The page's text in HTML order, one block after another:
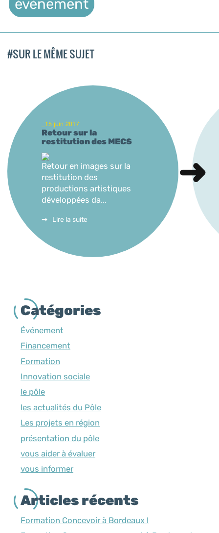
évènement
#SUR LE MÊME SUJET
_15 juin 2017
Retour sur la
restitution des MECS
Retour en images sur la
restitution des
productions artistiques
développées da...
Lire la suite
Catégories
Événement
Financement
Formation
Innovation sociale
le pôle
les actualités du Pôle
Les projets en région
présentation du pôle
vous aider à évaluer
vous informer
Articles récents
Formation Concevoir à Bordeaux !